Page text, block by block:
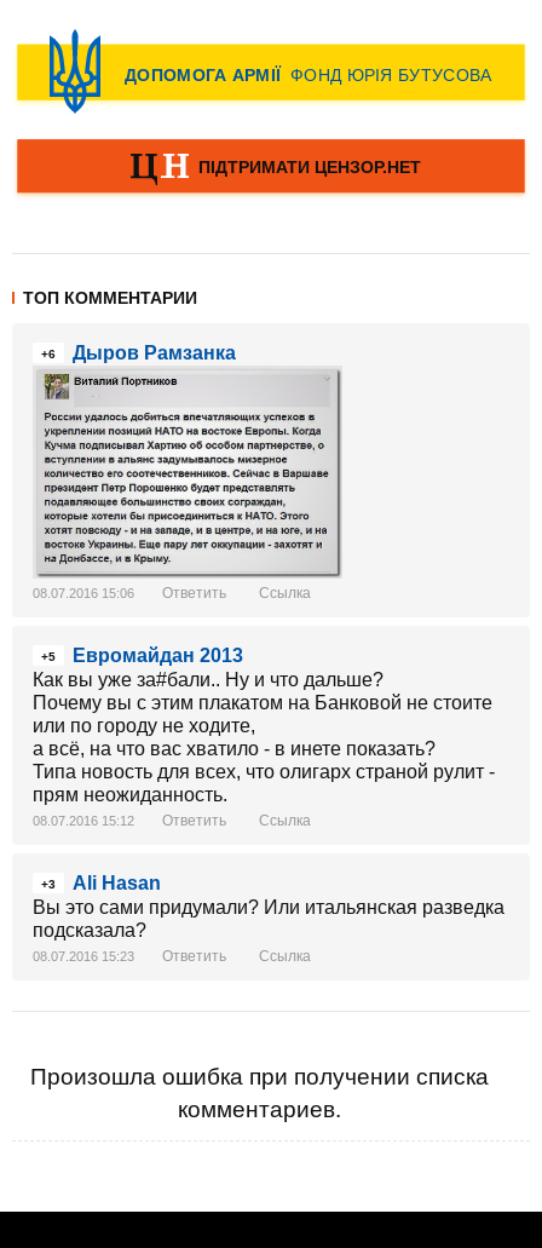
ТОП КОММЕНТАРИИ
+6 Дыров Рамзанка
08.07.2016 15:06 Ответить Ссылка
+5
Евромайдан 2013
Как вы уже за#бали.. Ну и что дальше?
Почему вы с этим плакатом на Банковой не стоите
или по городу не ходите,
а всё, на что вас хватило - в инете показать?
Типа новость для всех, что олигарх страной рулит -
прям неожиданность.
08.07.2016 15:12 Ответить Ссылка
+3
Ali Hasan
Вы это сами придумали? Или итальянская разведка
подсказала?
08.07.2016 15:23 Ответить Ссылка
Произошла ошибка при получении списка
комментариев.